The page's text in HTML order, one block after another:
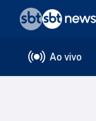
Ao vivo
❮voltar